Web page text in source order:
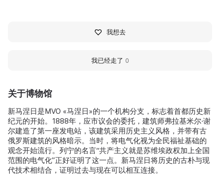
关于博物馆
新马涅日是MVO «马涅日»的一个机构分支，标志着首都历史新
纪元的开始。1888年，应市议会的委托，建筑师弗拉基米尔·谢
尔建造了第一座发电站，该建筑采用历史主义风格，并带有古
俄罗斯建筑的风格暗示。当时，将电气化视为全民福祉基础的
观念开始流行。列宁的名言“共产主义就是苏维埃政权加上全国
范围的电气化”正好证明了这一点。新马涅日将历史的古朴与现
代技术相结合，证明过去与现在可以相互连接。
我想去
我已经走了 0